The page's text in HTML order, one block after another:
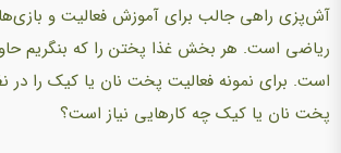
آش‌پزی راهی جالب برای آموزش فعالیت و
ریاضی است. هر بخش غذا پختن را که بنگریم
است. برای نمونه فعالیت پخت نان یا کیک را در
پخت نان یا کیک چه کارهایی نیاز است؟